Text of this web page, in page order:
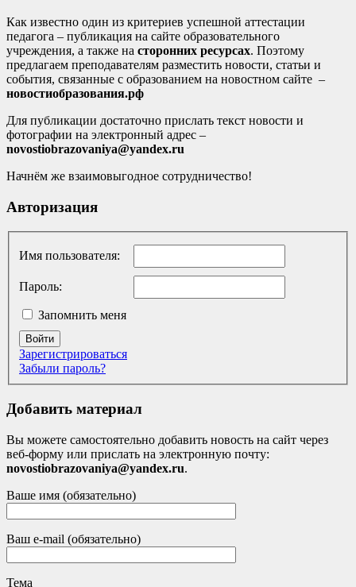
Как известно один из критериев успешной аттестации
педагога – публикация на сайте образовательного
учреждения, а также на сторонних ресурсах. Поэтому
предлагаем преподавателям разместить новости, статьи и
события, связанные с образованием на новостном сайте –
новостиобразования.рф
Для публикации достаточно прислать текст новости и
фотографии на электронный адрес –
novostiobrazovaniya@yandex.ru
Начнём же взаимовыгодное сотрудничество!
Авторизация
Имя пользователя:
Пароль:
Запомнить меня
Войти
Зарегистрироваться
Забыли пароль?
Добавить материал
Вы можете самостоятельно добавить новость на сайт через
веб-форму или прислать на электронную почту:
novostiobrazovaniya@yandex.ru.
Ваше имя (обязательно)
Ваш e-mail (обязательно)
Тема